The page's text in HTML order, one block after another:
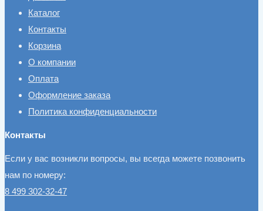
Каталог
Контакты
Корзина
О компании
Оплата
Оформление заказа
Политика конфиденциальности
Контакты
Если у вас возникли вопросы, вы всегда можете позвонить
нам по номеру:
8 499 302-32-47